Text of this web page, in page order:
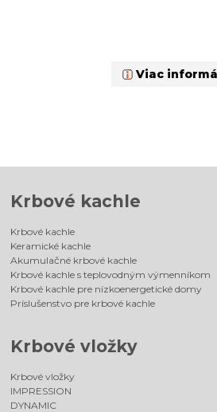
Viac
Krbové kachle
Krbové kachle
Keramické kachle
Akumulačné krbové kachle
Krbové kachle s teplovodným výmenníkom
Krbové kachle pre nízkoenergetické domy
Príslušenstvo pre krbové kachle
Krbové vložky
Krbové vložky
IMPRESSION
DYNAMIC